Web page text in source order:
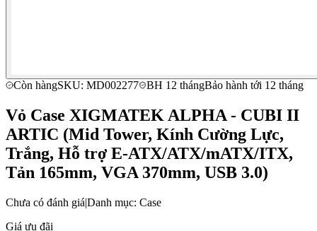
Còn hàngSKU: MD002277 BH 12 thángBảo hành tới 12 tháng
Vỏ Case XIGMATEK ALPHA - CUBI II
ARTIC (Mid Tower, Kính Cường Lực,
Trắng, Hỗ trợ E-ATX/ATX/mATX/ITX,
Tản 165mm, VGA 370mm, USB 3.0)
Chưa có đánh giá|Danh mục: Case
Giá ưu đãi